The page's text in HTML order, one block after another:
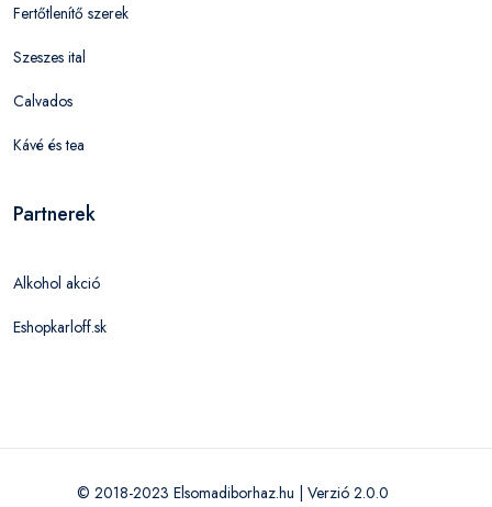
Fertőtlenítő szerek
Szeszes ital
Calvados
Kávé és tea
Partnerek
Alkohol akció
Eshopkarloff.sk
© 2018-2023 Elsomadiborhaz.hu | Verzió 2.0.0